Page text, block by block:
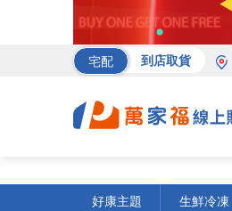
宅配 到店取貨
好康主題
生鮮冷凍